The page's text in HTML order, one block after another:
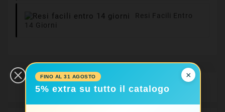
Resi Facili Entro
14 Giorni
Descrizione
×
FINO AL 31 AGOSTO
5% extra su tutto il catalogo